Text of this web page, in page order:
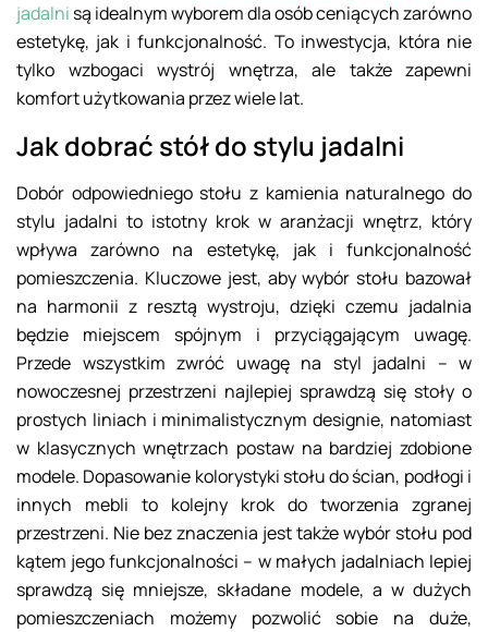
jadalni są idealnym wyborem dla osób ceniących zarówno
estetykę, jak i funkcjonalność. To inwestycja, która nie
tylko wzbogaci wystrój wnętrza, ale także zapewni
komfort użytkowania przez wiele lat.
Jak dobrać stół do stylu jadalni
Dobór odpowiedniego stołu z kamienia naturalnego do
stylu jadalni to istotny krok w aranżacji wnętrz, który
wpływa zarówno na estetykę, jak i funkcjonalność
pomieszczenia. Kluczowe jest, aby wybór stołu bazował
na harmonii z resztą wystroju, dzięki czemu jadalnia
będzie miejscem spójnym i przyciągającym uwagę.
Przede wszystkim zwróć uwagę na styl jadalni – w
nowoczesnej przestrzeni najlepiej sprawdzą się stoły o
prostych liniach i minimalistycznym designie, natomiast
w klasycznych wnętrzach postaw na bardziej zdobione
modele. Dopasowanie kolorystyki stołu do ścian, podłogi i
innych mebli to kolejny krok do tworzenia zgranej
przestrzeni. Nie bez znaczenia jest także wybór stołu pod
kątem jego funkcjonalności – w małych jadalniach lepiej
sprawdzą się mniejsze, składane modele, a w dużych
pomieszczeniach możemy pozwolić sobie na duże,